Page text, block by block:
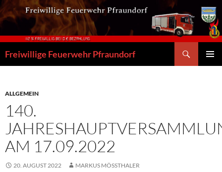
Zum
Inhalt
springen
Freiwillige Feuerwehr Pfraundorf
ALLGEMEIN
140.
AM 17.09.2022
20. AUGUST 2022 MARKUS MÖSSTHALER